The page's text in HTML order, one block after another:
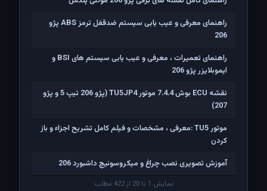
راهنمای معرفی و عیب یابی سیستم ضدقفل ترمز ABS پژو
206
راهنمای تعمیرات ، معرفی و عیب یابی سیستم های BSI و
ایموبلایزر پژو 206
نقشه ECU بوش 7.4.4 موتور TU5JP4 (پژو 206 تیپ 5 و پژو
207)
موتور TU5 :معرفی ، مشخصات و فیلم کامل تشریح اجزاء و باز
کردن
آموزش تصویری نصب چراغ و میکروسوئیچ داشبورد 206
نمایش 1 تا 20 از 422 مطلب